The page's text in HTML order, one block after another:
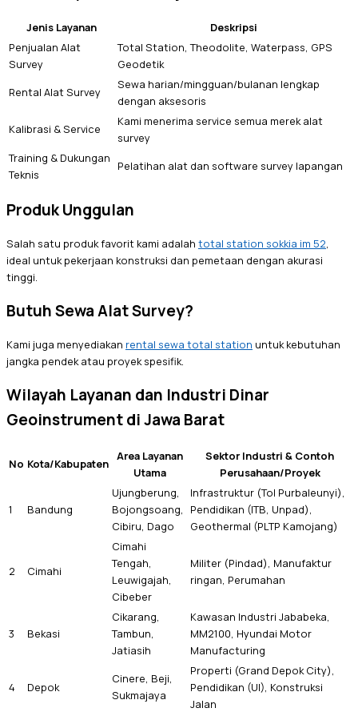
Jenis Layanan
Deskripsi
Penjualan Alat
Survey
Total Station, Theodolite, Waterpass, GPS
Geodetik
Rental Alat Survey
Sewa harian/mingguan/bulanan lengkap
dengan aksesoris
Kalibrasi & Service
Kami menerima service semua merek alat
survey
Training & Dukungan
Teknis
Pelatihan alat dan software survey lapangan
Produk Unggulan
Salah satu produk favorit kami adalah total station sokkia im 52,
ideal untuk pekerjaan konstruksi dan pemetaan dengan akurasi
tinggi.
Butuh Sewa Alat Survey?
Kami juga menyediakan rental sewa total station untuk kebutuhan
jangka pendek atau proyek spesifik.
Wilayah Layanan dan Industri Dinar
Geoinstrument di Jawa Barat
No Kota/Kabupaten
Area Layanan
Utama
Sektor Industri & Contoh
Perusahaan/Proyek
1 Bandung
Ujungberung,
Bojongsoang,
Cibiru, Dago
Infrastruktur (Tol Purbaleunyi),
Pendidikan (ITB, Unpad),
Geothermal (PLTP Kamojang)
2 Cimahi
Cimahi
Tengah,
Leuwigajah,
Cibeber
Militer (Pindad), Manufaktur
ringan, Perumahan
3 Bekasi
Cikarang,
Tambun,
Jatiasih
Kawasan Industri Jababeka,
MM2100, Hyundai Motor
Manufacturing
4 Depok
Cinere, Beji,
Sukmajaya
Properti (Grand Depok City),
Pendidikan (UI), Konstruksi
Jalan